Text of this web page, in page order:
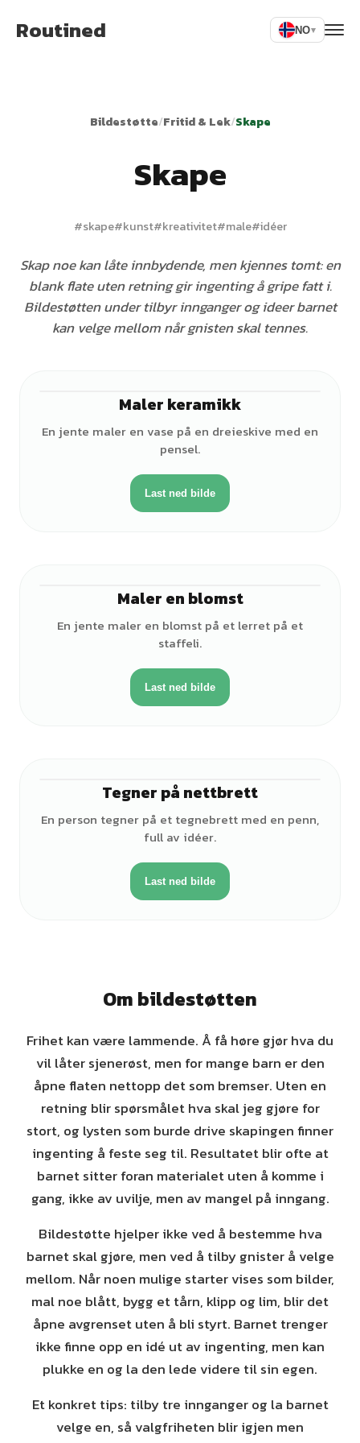
Routined NO▾
Bildestøtte/Fritid & Lek/Skape
Skape
#skape#kunst#kreativitet#male#idéer
Skap noe kan låte innbydende, men kjennes tomt: en
blank flate uten retning gir ingenting å gripe fatt i.
Bildestøtten under tilbyr innganger og ideer barnet
kan velge mellom når gnisten skal tennes.
Maler keramikk
En jente maler en vase på en dreieskive med en
pensel.
Last ned bilde
Maler en blomst
En jente maler en blomst på et lerret på et
staffeli.
Last ned bilde
Tegner på nettbrett
En person tegner på et tegnebrett med en penn,
full av idéer.
Last ned bilde
Om bildestøtten
Frihet kan være lammende. Å få høre gjør hva du
vil låter sjenerøst, men for mange barn er den
åpne flaten nettopp det som bremser. Uten en
retning blir spørsmålet hva skal jeg gjøre for
stort, og lysten som burde drive skapingen finner
ingenting å feste seg til. Resultatet blir ofte at
barnet sitter foran materialet uten å komme i
gang, ikke av uvilje, men av mangel på inngang.
Bildestøtte hjelper ikke ved å bestemme hva
barnet skal gjøre, men ved å tilby gnister å velge
mellom. Når noen mulige starter vises som bilder,
mal noe blått, bygg et tårn, klipp og lim, blir det
åpne avgrenset uten å bli styrt. Barnet trenger
ikke finne opp en idé ut av ingenting, men kan
plukke en og la den lede videre til sin egen.
Et konkret tips: tilby tre innganger og la barnet
velge en, så valgfriheten blir igjen men